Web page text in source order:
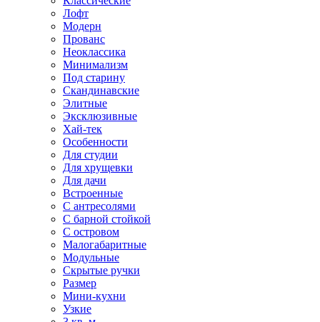
Лофт
Модерн
Прованс
Неоклассика
Минимализм
Под старину
Скандинавские
Элитные
Эксклюзивные
Хай-тек
Особенности
Для студии
Для хрущевки
Для дачи
Встроенные
С антресолями
С барной стойкой
С островом
Малогабаритные
Модульные
Скрытые ручки
Размер
Мини-кухни
Узкие